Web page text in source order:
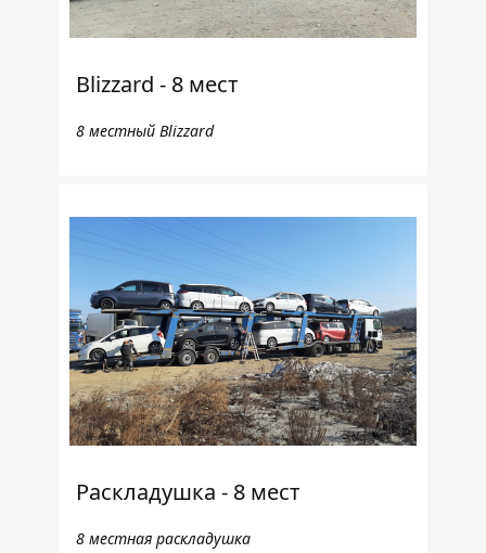
Blizzard - 8 мест
8 местный Blizzard
Раскладушка - 8 мест
8 местная раскладушка